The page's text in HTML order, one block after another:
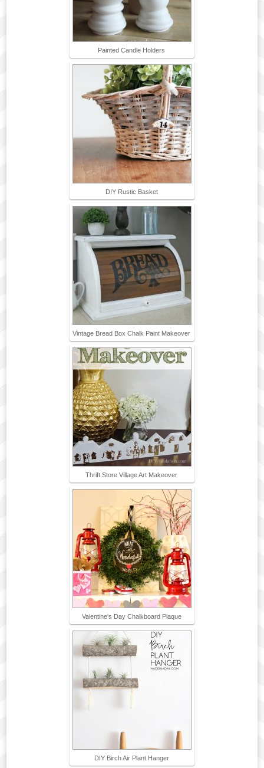
Painted Candle Holders
DIY Rustic Basket
Vintage Bread Box Chalk Paint Makeover
Thrift Store Village Art Makeover
Valentine's Day Chalkboard Plaque
DIY Birch Air Plant Hanger